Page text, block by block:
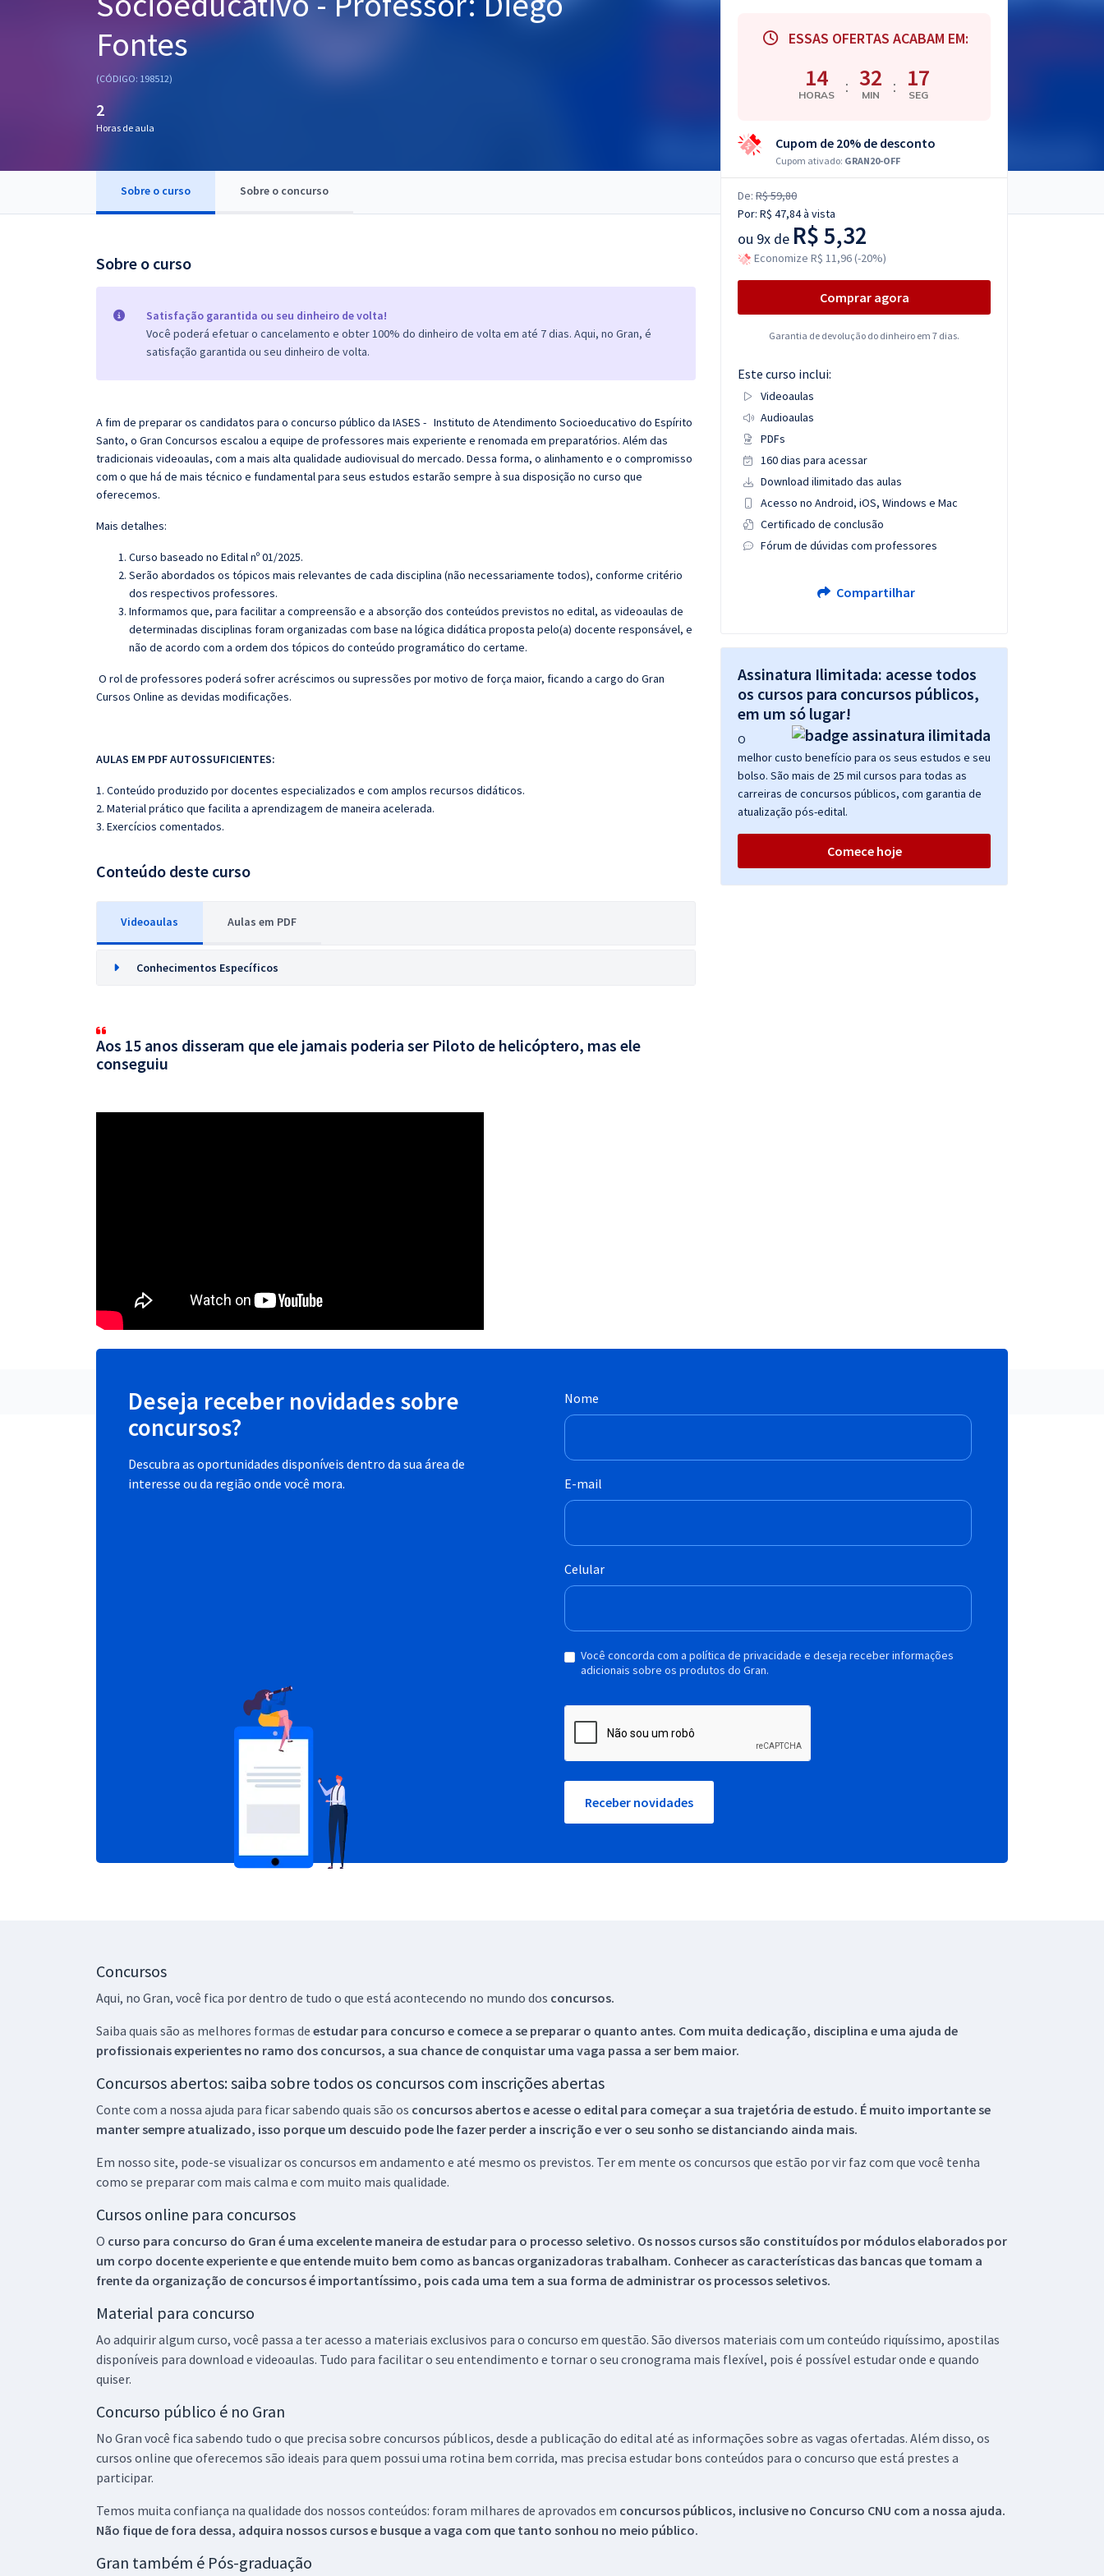
Questões grátis
Fontes
(CÓDIGO: 198512)
2
Horas de aula
Sobre o curso Sobre o concurso
Sobre o curso
Satisfação garantida ou seu dinheiro de volta!
Você poderá efetuar o cancelamento e obter 100% do dinheiro de volta em até 7 dias. Aqui, no Gran, é
satisfação garantida ou seu dinheiro de volta.
A fim de preparar os candidatos para o concurso público da IASES - Instituto de Atendimento Socioeducativo do Espírito
Santo, o Gran Concursos escalou a equipe de professores mais experiente e renomada em preparatórios. Além das
tradicionais videoaulas, com a mais alta qualidade audiovisual do mercado. Dessa forma, o alinhamento e o compromisso
com o que há de mais técnico e fundamental para seus estudos estarão sempre à sua disposição no curso que
oferecemos.
Mais detalhes:
Curso baseado no Edital nº 01/2025.
Serão abordados os tópicos mais relevantes de cada disciplina (não necessariamente todos), conforme critério
dos respectivos professores.
Informamos que, para facilitar a compreensão e a absorção dos conteúdos previstos no edital, as videoaulas de
determinadas disciplinas foram organizadas com base na lógica didática proposta pelo(a) docente responsável, e
não de acordo com a ordem dos tópicos do conteúdo programático do certame.
O rol de professores poderá sofrer acréscimos ou supressões por motivo de força maior, ficando a cargo do Gran
Cursos Online as devidas modificações.
AULAS EM PDF AUTOSSUFICIENTES:
1. Conteúdo produzido por docentes especializados e com amplos recursos didáticos.
2. Material prático que facilita a aprendizagem de maneira acelerada.
3. Exercícios comentados.
Conteúdo deste curso
Videoaulas Aulas em PDF
Conhecimentos Específicos
Aos 15 anos disseram que ele jamais poderia ser Piloto de helicóptero, mas ele
conseguiu
ESSAS OFERTAS ACABAM EM:
14
HORAS : 32
MIN : 15
SEG
Cupom de 20% de desconto
Cupom ativado: GRAN20-OFF
De: R$ 59,80
Por: R$ 47,84à vista
ou 9x de R$ 5,32
Economize R$ 11,96 (-20%)
Comprar agora
Garantia de devolução do dinheiro em 7 dias.
Este curso inclui:
Videoaulas
Audioaulas
PDFs
160 dias para acessar
Download ilimitado das aulas
Acesso no Android, iOS, Windows e Mac
Certificado de conclusão
Fórum de dúvidas com professores
Compartilhar
Assinatura Ilimitada: acesse todos
os cursos para concursos públicos,
em um só lugar!
O
melhor custo benefício para os seus estudos e seu
bolso. São mais de 25 mil cursos para todas as
carreiras de concursos públicos, com garantia de
atualização pós-edital.
Comece hoje
Deseja receber novidades sobre
concursos?
Descubra as oportunidades disponíveis dentro da sua área de
interesse ou da região onde você mora.
Nome
E-mail
Celular
Você concorda com a política de privacidade e deseja receber informações
adicionais sobre os produtos do Gran.
Receber novidades
Concursos
Aqui, no Gran, você fica por dentro de tudo o que está acontecendo no mundo dos concursos.
Saiba quais são as melhores formas de estudar para concurso e comece a se preparar o quanto antes. Com muita dedicação, disciplina e uma ajuda de
profissionais experientes no ramo dos concursos, a sua chance de conquistar uma vaga passa a ser bem maior.
Concursos abertos: saiba sobre todos os concursos com inscrições abertas
Conte com a nossa ajuda para ficar sabendo quais são os concursos abertos e acesse o edital para começar a sua trajetória de estudo. É muito importante se
manter sempre atualizado, isso porque um descuido pode lhe fazer perder a inscrição e ver o seu sonho se distanciando ainda mais.
Em nosso site, pode-se visualizar os concursos em andamento e até mesmo os previstos. Ter em mente os concursos que estão por vir faz com que você tenha
como se preparar com mais calma e com muito mais qualidade.
Cursos online para concursos
O curso para concurso do Gran é uma excelente maneira de estudar para o processo seletivo. Os nossos cursos são constituídos por módulos elaborados por
um corpo docente experiente e que entende muito bem como as bancas organizadoras trabalham. Conhecer as características das bancas que tomam a
frente da organização de concursos é importantíssimo, pois cada uma tem a sua forma de administrar os processos seletivos.
Material para concurso
Ao adquirir algum curso, você passa a ter acesso a materiais exclusivos para o concurso em questão. São diversos materiais com um conteúdo riquíssimo, apostilas
disponíveis para download e videoaulas. Tudo para facilitar o seu entendimento e tornar o seu cronograma mais flexível, pois é possível estudar onde e quando
quiser.
Concurso público é no Gran
No Gran você fica sabendo tudo o que precisa sobre concursos públicos, desde a publicação do edital até as informações sobre as vagas ofertadas. Além disso, os
cursos online que oferecemos são ideais para quem possui uma rotina bem corrida, mas precisa estudar bons conteúdos para o concurso que está prestes a
participar.
Temos muita confiança na qualidade dos nossos conteúdos: foram milhares de aprovados em concursos públicos, inclusive no Concurso CNU com a nossa ajuda.
Não fique de fora dessa, adquira nossos cursos e busque a vaga com que tanto sonhou no meio público.
Gran também é Pós-graduação